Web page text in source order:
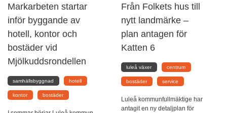
Markarbeten startar
inför byggande av
hotell, kontor och
bostäder vid
Mjölkuddsrondellen
samhällsbyggnad hotell
kontor bostäder
Från Folkets hus till
nytt landmärke –
plan antagen för
Katten 6
luleå växer centrum
bostäder service
Luleå kommunfullmäktige har
antagit en ny detaljplan för